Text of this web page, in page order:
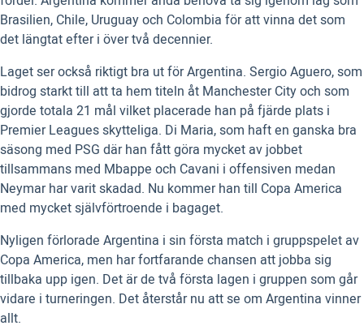
Brasilien, Chile, Uruguay och Colombia för att vinna det som
det längtat efter i över två decennier.
Laget ser också riktigt bra ut för Argentina. Sergio Aguero, som
bidrog starkt till att ta hem titeln åt Manchester City och som
gjorde totala 21 mål vilket placerade han på fjärde plats i
Premier Leagues skytteliga. Di Maria, som haft en ganska bra
säsong med PSG där han fått göra mycket av jobbet
tillsammans med Mbappe och Cavani i offensiven medan
Neymar har varit skadad. Nu kommer han till Copa America
med mycket självförtroende i bagaget.
Nyligen förlorade Argentina i sin första match i gruppspelet av
Copa America, men har fortfarande chansen att jobba sig
tillbaka upp igen. Det är de två första lagen i gruppen som går
vidare i turneringen. Det återstår nu att se om Argentina vinner
allt.